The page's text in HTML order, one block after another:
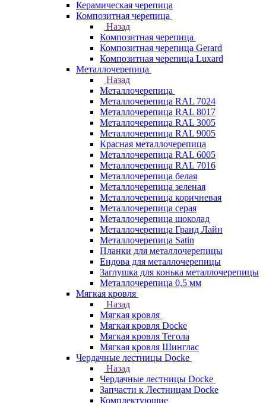
Керамическая черепица
Композитная черепица
Назад
Композитная черепица
Композитная черепица Gerard
Композитная черепица Luxard
Металлочерепица
Назад
Металлочерепица
Металлочерепица RAL 7024
Металлочерепица RAL 8017
Металлочерепица RAL 3005
Металлочерепица RAL 9005
Красная металлочерепица
Металлочерепица RAL 6005
Металлочерепица RAL 7016
Металлочерепица белая
Металлочерепица зеленая
Металлочерепица коричневая
Металлочерепица серая
Металлочерепица шоколад
Металлочерепица Гранд Лайн
Металлочерепица Satin
Планки для металлочерепицы
Ендова для металлочерепицы
Заглушка для конька металлочерепицы
Металлочерепица 0,5 мм
Мягкая кровля
Назад
Мягкая кровля
Мягкая кровля Docke
Мягкая кровля Тегола
Мягкая кровля Шинглас
Чердачные лестницы Docke
Назад
Чердачные лестницы Docke
Запчасти к Лестницам Docke
Комплектующие